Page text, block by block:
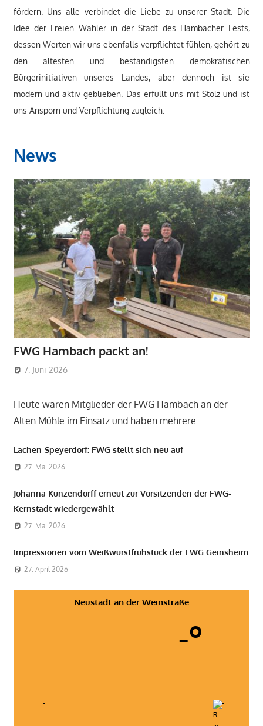
fördern. Uns alle verbindet die Liebe zu unserer Stadt. Die
Idee der Freien Wähler in der Stadt des Hambacher Fests,
dessen Werten wir uns ebenfalls verpflichtet fühlen, gehört zu
den ältesten und beständigsten demokratischen
Bürgerinitiativen unseres Landes, aber dennoch ist sie
modern und aktiv geblieben. Das erfüllt uns mit Stolz und ist
uns Ansporn und Verpflichtung zugleich.
News
FWG Hambach packt an!
7. Juni 2026
Heute waren Mitglieder der FWG Hambach an der
Alten Mühle im Einsatz und haben mehrere
Lachen-Speyerdorf: FWG stellt sich neu auf
27. Mai 2026
Johanna Kunzendorff erneut zur Vorsitzenden der FWG-
Kernstadt wiedergewählt
27. Mai 2026
Impressionen vom Weißwurstfrühstück der FWG Geinsheim
27. April 2026
Neustadt an der Weinstraße
-º
-
- - -